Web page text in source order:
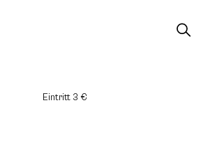
Eintritt 3 €